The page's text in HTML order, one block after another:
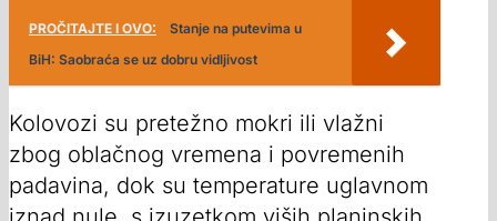
PROČITAJTE I OVO:
Stanje na putevima u
BiH: Saobraća se uz dobru vidljivost
Kolovozi su pretežno mokri ili vlažni
zbog oblačnog vremena i povremenih
padavina, dok su temperature uglavnom